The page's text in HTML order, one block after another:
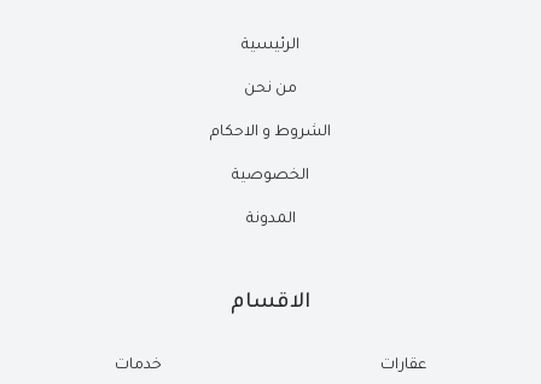
الرئيسية
من نحن
الشروط و الاحكام
الخصوصية
المدونة
الاقسام
عقارات خدمات